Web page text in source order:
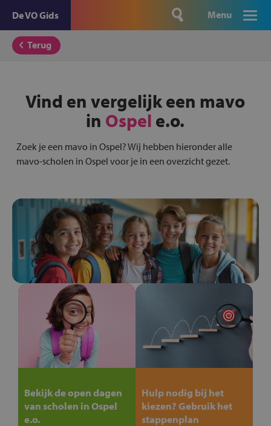
De VO Gids Menu
Terug
Vind en vergelijk een mavo
in Ospel e.o.
Zoek je een mavo in Ospel? Wij hebben hieronder alle
mavo-scholen in Ospel voor je in een overzicht gezet.
Bekijk de open dagen
van scholen in Ospel
e.o.
Hulp nodig bij het
kiezen? Gebruik het
stappenplan